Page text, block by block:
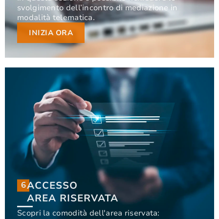
svolgimento dell’incontro di mediazione in
modalità telematica.
INIZIA ORA
svolgimento dell’incontro di mediazione in
modalità telematica.
INIZIA ORA
6ACCESSO
AREA RISERVATA
Scopri la comodità dell'area riservata:
6
ACCESSO
AREA RISERVATA